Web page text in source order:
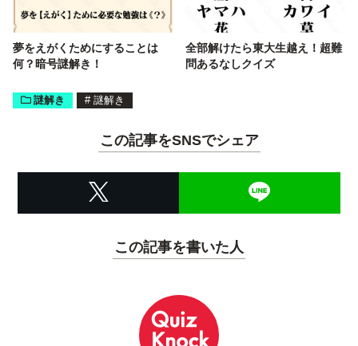
夢をえがくためにすることは
何？暗号謎解き！
全部解けたら東大生越え！超難
問あるなしクイズ
謎解き # 謎解き
この記事をSNSでシェア
この記事を書いた人